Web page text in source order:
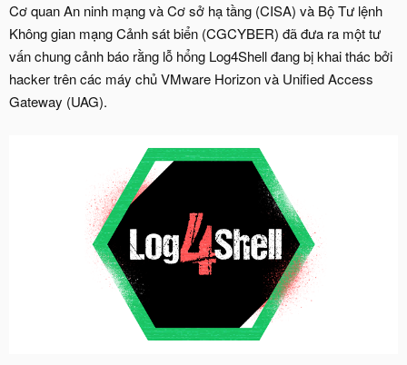
Cơ quan An ninh mạng và Cơ sở hạ tầng (CISA) và Bộ Tư lệnh
Không gian mạng Cảnh sát biển (CGCYBER) đã đưa ra một tư
vấn chung cảnh báo rằng lỗ hổng Log4Shell đang bị khai thác bởi
hacker trên các máy chủ VMware Horizon và Unified Access
Gateway (UAG).